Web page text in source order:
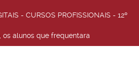
- CURSOS PROFISSIONAIS - 12º
alunos que frequentara